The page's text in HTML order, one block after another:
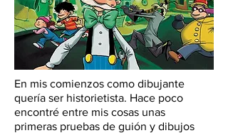
En mis comienzos como dibujante
quería ser historietista. Hace poco
encontré entre mis cosas unas
primeras pruebas de guión y dibujos